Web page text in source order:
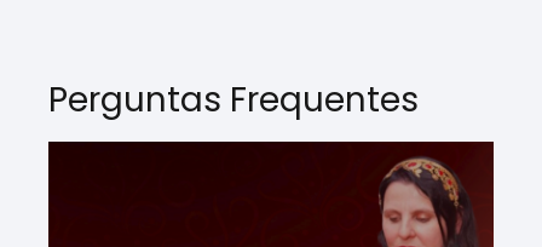
Perguntas Frequentes